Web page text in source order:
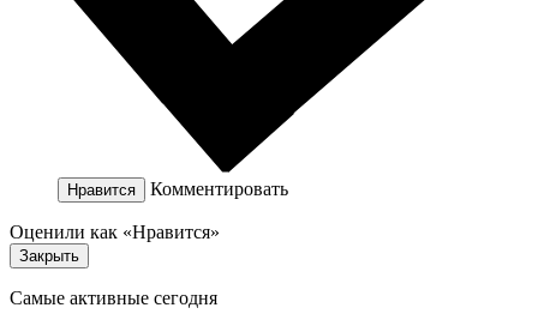
Нравится Комментировать
Оценили как «Нравится»
Закрыть
Самые активные сегодня